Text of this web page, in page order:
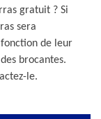
gratuit ? Si
sera
de leur
brocantes.
le.